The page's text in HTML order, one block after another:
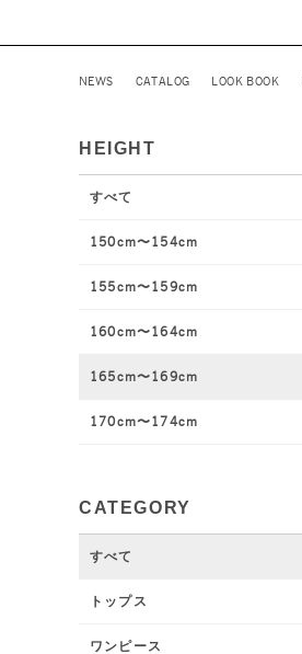
NEWS CATALOG LOOK BOOK
HEIGHT
すべて
150cm〜154cm
155cm〜159cm
160cm〜164cm
165cm〜169cm
170cm〜174cm
CATEGORY
すべて
トップス
ワンピース